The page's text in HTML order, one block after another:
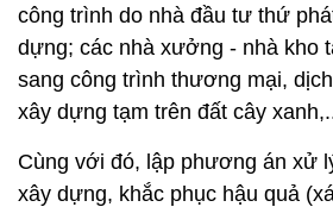
công trình do nhà đầu tư thứ
dựng; các nhà xưởng - nhà kho
sang công trình thương mại,
xây dựng tạm trên đất cây
Cùng với đó, lập phương án xử
xây dựng, khắc phục hậu quả